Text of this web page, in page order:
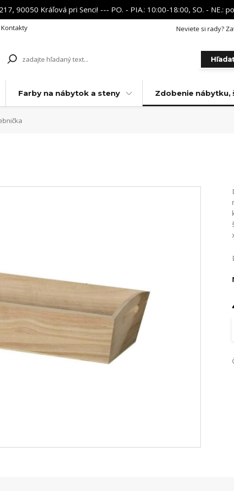
90050 Kráľová pri Senci! --- PO. - PIA.: 10:00-18:00, SO. -
Kontakty Neviete si rady?
Farby na nábytok a steny Zdobenie nábytku,